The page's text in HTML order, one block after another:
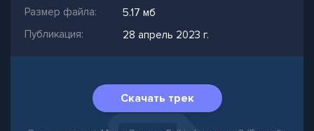
Размер файла:
5.17 мб
Публикация:
28 апрель 2023 г.
Скачать трек